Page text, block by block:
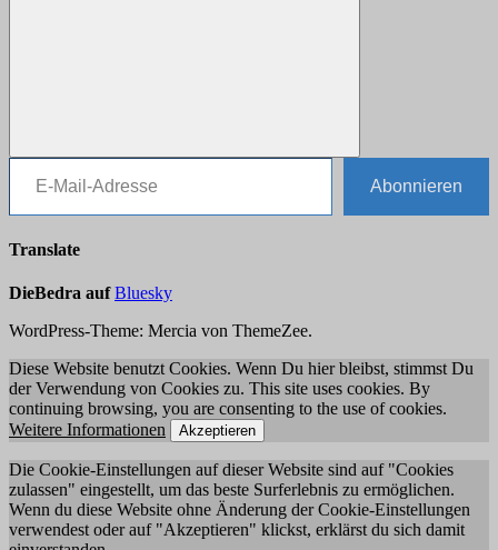
Suchen
E-Mail-Adresse
Abonnieren
Translate
DieBedra auf Bluesky
WordPress-Theme: Mercia von ThemeZee.
Diese Website benutzt Cookies. Wenn Du hier bleibst, stimmst Du
der Verwendung von Cookies zu. This site uses cookies. By
continuing browsing, you are consenting to the use of cookies.
Weitere Informationen
Akzeptieren
Die Cookie-Einstellungen auf dieser Website sind auf "Cookies
zulassen" eingestellt, um das beste Surferlebnis zu ermöglichen.
Wenn du diese Website ohne Änderung der Cookie-Einstellungen
verwendest oder auf "Akzeptieren" klickst, erklärst du sich damit